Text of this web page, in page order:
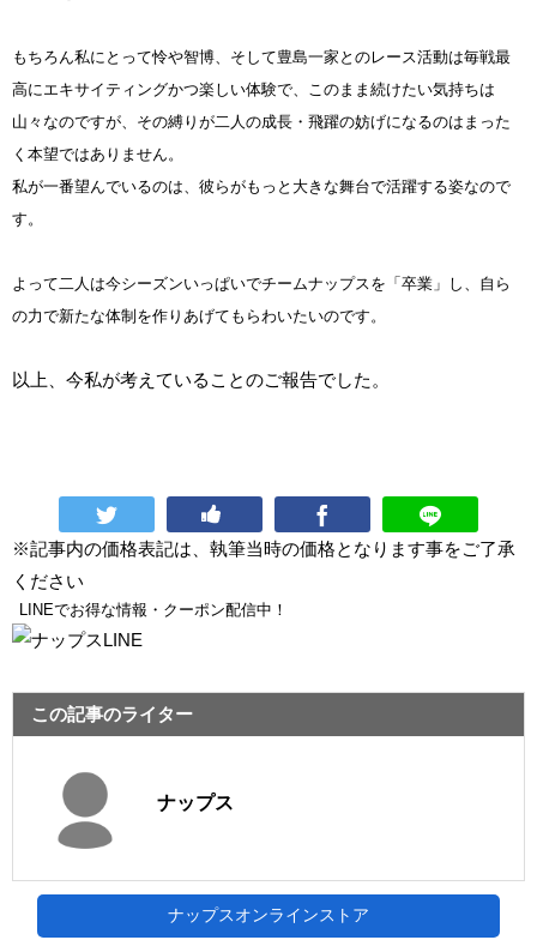
もちろん私にとって怜や智博、そして豊島一家とのレース活動は毎戦最
高にエキサイティングかつ楽しい体験で、このまま続けたい気持ちは
山々なのですが、その縛りが二人の成長・飛躍の妨げになるのはまった
く本望ではありません。
私が一番望んでいるのは、彼らがもっと大きな舞台で活躍する姿なので
す。
よって二人は今シーズンいっぱいでチームナップスを「卒業」し、自ら
の力で新たな体制を作りあげてもらわいたいのです。
以上、今私が考えていることのご報告でした。
※記事内の価格表記は、執筆当時の価格となります事をご了承
ください
LINEでお得な情報・クーポン配信中！
この記事のライター
ナップス
ナップスオンラインストア